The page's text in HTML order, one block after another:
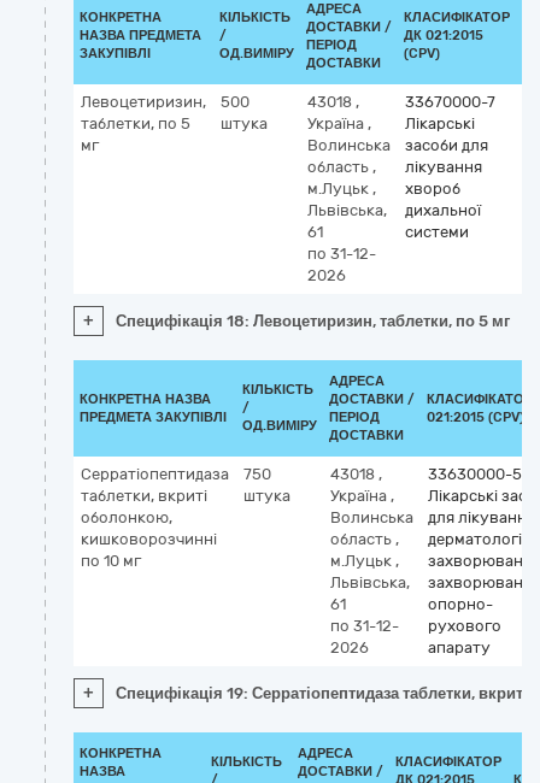
КОНКРЕТНА
НАЗВА ПРЕДМЕТА
ЗАКУПІВЛІ
КІЛЬКІСТЬ
/
ОД.ВИМІРУ
АДРЕСА
ДОСТАВКИ /
ПЕРІОД
ДОСТАВКИ
КЛАСИФІКАТОР
ДК 021:2015
(CPV)
Левоцетиризин,
таблетки, по 5
мг
500
штука
43018 ,
Україна ,
Волинська
область ,
м.Луцьк ,
Львівська,
61
по 31-12-
2026
33670000-7
Лікарські
засоби для
лікування
хвороб
дихальної
системи
+ Специфікація 18: Левоцетиризин, таблетки, по 5 мг
КОНКРЕТНА НАЗВА
ПРЕДМЕТА ЗАКУПІВЛІ
КІЛЬКІСТЬ
/
ОД.ВИМІРУ
АДРЕСА
ДОСТАВКИ /
ПЕРІОД
ДОСТАВКИ
КЛАСИФІКАТОР
021:2015 (CPV)
Серратіопептидаза
таблетки, вкриті
оболонкою,
кишковорозчинні
по 10 мг
750
штука
43018 ,
Україна ,
Волинська
область ,
м.Луцьк ,
Львівська,
61
по 31-12-
2026
33630000-5
Лікарські
для лікування
захворювань
захворювань
опорно-
рухового
апарату
+ Специфікація 19: Серратіопептидаза таблетки,
КОНКРЕТНА
НАЗВА
КІЛЬКІСТЬ
АДРЕСА
ДОСТАВКИ /
КЛАСИФІКАТОР